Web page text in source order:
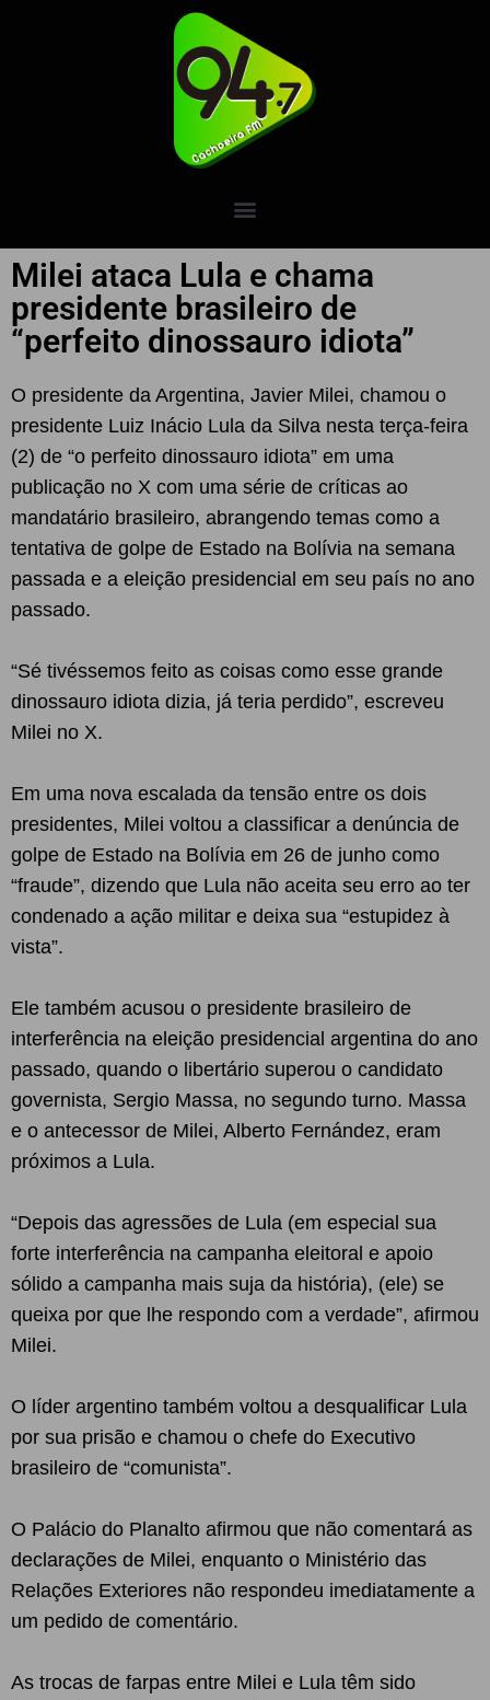
Milei ataca Lula e chama
presidente brasileiro de
“perfeito dinossauro idiota”
O presidente da Argentina, Javier Milei, chamou o
presidente Luiz Inácio Lula da Silva nesta terça-feira
(2) de “o perfeito dinossauro idiota” em uma
publicação no X com uma série de críticas ao
mandatário brasileiro, abrangendo temas como a
tentativa de golpe de Estado na Bolívia na semana
passada e a eleição presidencial em seu país no ano
passado.
“Sé tivéssemos feito as coisas como esse grande
dinossauro idiota dizia, já teria perdido”, escreveu
Milei no X.
Em uma nova escalada da tensão entre os dois
presidentes, Milei voltou a classificar a denúncia de
golpe de Estado na Bolívia em 26 de junho como
“fraude”, dizendo que Lula não aceita seu erro ao ter
condenado a ação militar e deixa sua “estupidez à
vista”.
Ele também acusou o presidente brasileiro de
interferência na eleição presidencial argentina do ano
passado, quando o libertário superou o candidato
governista, Sergio Massa, no segundo turno. Massa
e o antecessor de Milei, Alberto Fernández, eram
próximos a Lula.
“Depois das agressões de Lula (em especial sua
forte interferência na campanha eleitoral e apoio
sólido a campanha mais suja da história), (ele) se
queixa por que lhe respondo com a verdade”, afirmou
Milei.
O líder argentino também voltou a desqualificar Lula
por sua prisão e chamou o chefe do Executivo
brasileiro de “comunista”.
O Palácio do Planalto afirmou que não comentará as
declarações de Milei, enquanto o Ministério das
Relações Exteriores não respondeu imediatamente a
um pedido de comentário.
As trocas de farpas entre Milei e Lula têm sido